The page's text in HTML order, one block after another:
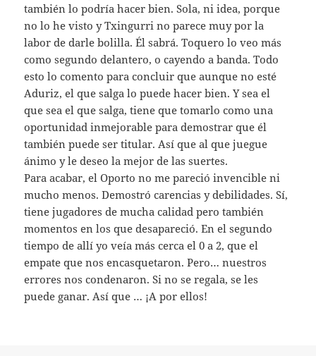
también lo podría hacer bien. Sola, ni idea, porque
no lo he visto y Txingurri no parece muy por la
labor de darle bolilla. Él sabrá. Toquero lo veo más
como segundo delantero, o cayendo a banda. Todo
esto lo comento para concluir que aunque no esté
Aduriz, el que salga lo puede hacer bien. Y sea el
que sea el que salga, tiene que tomarlo como una
oportunidad inmejorable para demostrar que él
también puede ser titular. Así que al que juegue
ánimo y le deseo la mejor de las suertes.
Para acabar, el Oporto no me pareció invencible ni
mucho menos. Demostró carencias y debilidades. Sí,
tiene jugadores de mucha calidad pero también
momentos en los que desapareció. En el segundo
tiempo de allí yo veía más cerca el 0 a 2, que el
empate que nos encasquetaron. Pero… nuestros
errores nos condenaron. Si no se regala, se les
puede ganar. Así que … ¡A por ellos!